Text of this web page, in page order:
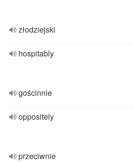
złodziejski
hospitably
gościnnie
oppositely
przeciwnie